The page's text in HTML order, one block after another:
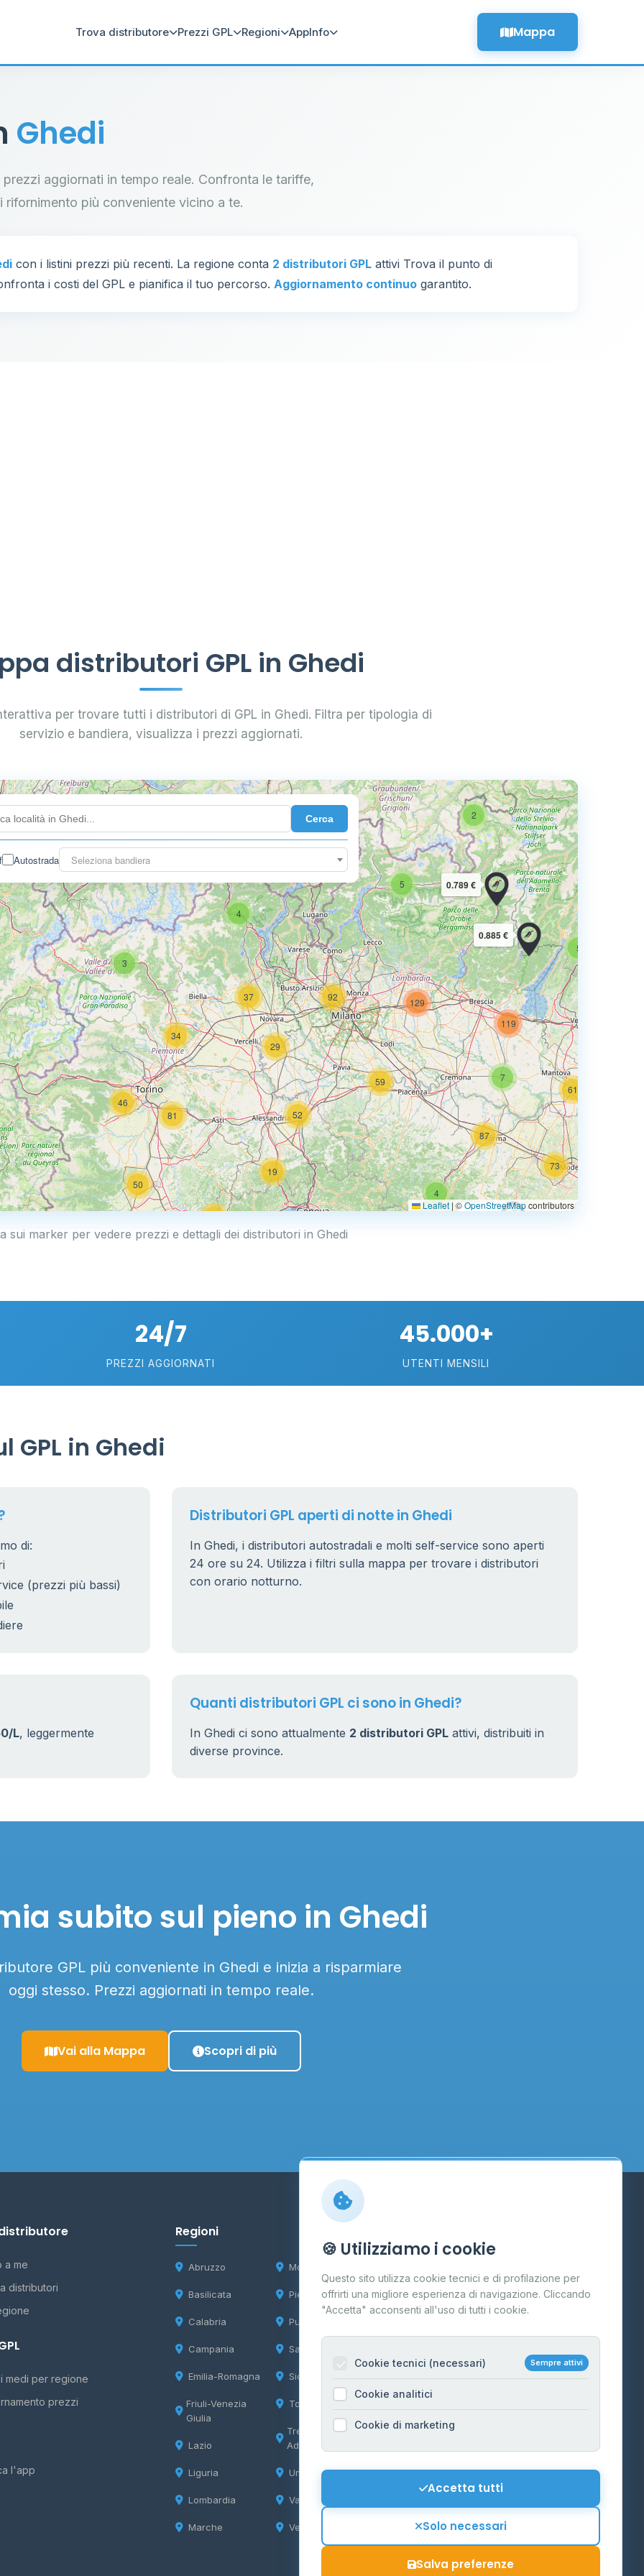
Trova distributore Prezzi GPL Regioni AppInfo Mappa
Ghedi
aggiornati in tempo reale. Confronta le tariffe,
più conveniente vicino a te.
con i listini prezzi più recenti. La regione conta 2 distributori GPL attivi Trova il punto di
i costi del GPL e pianifica il tuo percorso. Aggiornamento continuo garantito.
distributori GPL in Ghedi
per trovare tutti i distributori di GPL in Ghedi. Filtra per tipologia di
servizio e bandiera, visualizza i prezzi aggiornati.
Cerca
Autostrada Seleziona bandiera
34
3
37
2
46
50
29
19
52
81
5
4
87
4
5
92
59 7
129
119
61
73
21
0.885 €
0.789 €
0.769 €
Leaflet | ©OpenStreetMapcontributors
sui marker per vedere prezzi e dettagli dei distributori in Ghedi
24/7
PREZZI AGGIORNATI
45.000+
UTENTI MENSILI
GPL in Ghedi
di:
(prezzi più bassi)
Distributori GPL aperti di notte in Ghedi
In Ghedi, i distributori autostradali e molti self-service sono aperti
24 ore su 24. Utilizza i filtri sulla mappa per trovare i distributori
con orario notturno.
L, leggermente
Quanti distributori GPL ci sono in Ghedi?
In Ghedi ci sono attualmente 2 distributori GPL attivi, distribuiti in
diverse province.
subito sul pieno in Ghedi
GPL più conveniente in Ghedi e inizia a risparmiare
oggi stesso. Prezzi aggiornati in tempo reale.
Vai alla Mappa Scopri di più
a me
distributori
medi per regione
prezzi
l'app
Regioni
Abruzzo
Basilicata
Calabria
Campania
Emilia-Romagna
Friuli-Venezia
Giulia
Lazio
Liguria
Lombardia
Marche
Molise
Piemonte
Puglia
Sardegna
Sicilia
Toscana
Trentino-Alto
Adige
Umbria
Valle d'Aosta
Veneto
Contatti
Per gestori
Informazioni legali
Privacy Policy
Cookie Policy
Mappa del sito
Contattaci
🍪 Utilizziamo i cookie
Questo sito utilizza cookie tecnici e di profilazione per
offrirti una migliore esperienza di navigazione. Cliccando
"Accetta" acconsenti all'uso di tutti i cookie.
Cookie tecnici (necessari) Sempre attivi
Cookie analitici
Cookie di marketing
Accetta tutti
Solo necessari
Salva preferenze